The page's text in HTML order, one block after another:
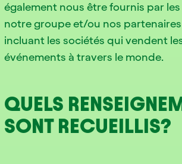
également nous être fournis par
notre groupe et/ou nos
incluant les sociétés qui vendent
événements à travers le monde.
QUELS
SONT RECUEILLIS?